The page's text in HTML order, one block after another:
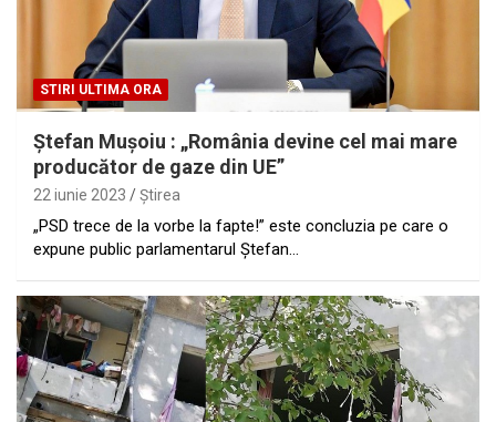
STIRI ULTIMA ORA
Ştefan Muşoiu : „România devine cel mai mare
producător de gaze din UE”
22 iunie 2023 Ştirea
„PSD trece de la vorbe la fapte!” este concluzia pe care o
expune public parlamentarul Ştefan…